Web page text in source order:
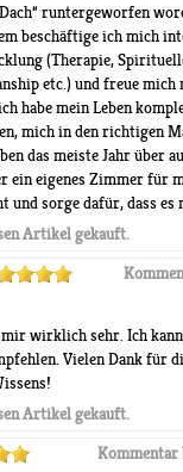
runtergeworfen
beschäftige ich mich
(Therapie,
etc.) und freue
habe mein Leben
mich in den richtigen
das meiste Jahr über
ein eigenes Zimmer für
und sorge dafür, dass es
Artikel gekauft.
wirklich sehr. Ich
Vielen Dank für
Artikel gekauft.
Kommentar